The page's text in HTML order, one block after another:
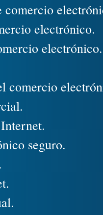
comercio
electrónico.
electrónico.
comercio
seguro.